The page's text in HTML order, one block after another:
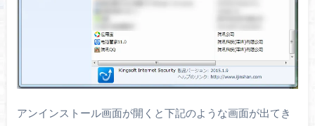
アンインストール画面が開くと下記のような画面が出てき